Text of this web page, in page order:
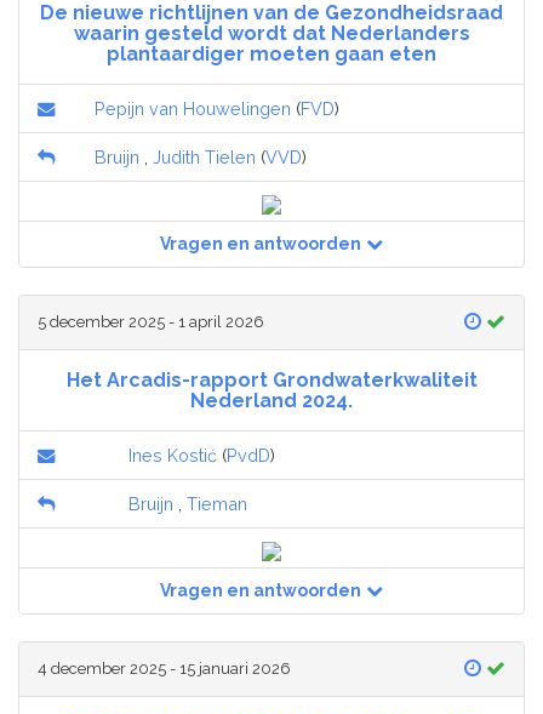
De nieuwe richtlijnen van de Gezondheidsraad
waarin gesteld wordt dat Nederlanders
plantaardiger moeten gaan eten
Pepijn van Houwelingen (FVD)
Bruijn Judith Tielen (VVD)
Vragen en antwoorden
5 december 2025 - 1 april 2026
Het Arcadis-rapport Grondwaterkwaliteit
Nederland 2024.
Ines Kostić (PvdD)
Bruijn Tieman
Vragen en antwoorden
4 december 2025 - 15 januari 2026